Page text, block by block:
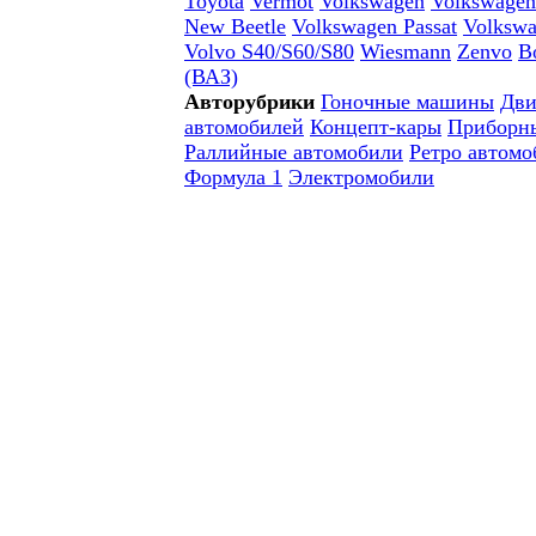
New Beetle Volkswagen Passat
Volvo S40/S60/S80 Wiesmann Zenvo
(ВАЗ)
Авторубрики Гоночные машины
автомобилей Концепт-кары
Раллийные автомобили Ретро
Формула 1 Электромобили